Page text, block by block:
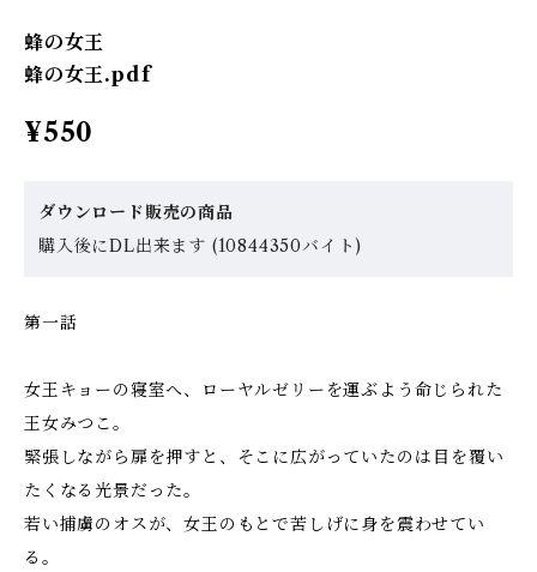
蜂の女王
蜂の女王.pdf
¥550
ダウンロード販売の商品
購入後にDL出来ます (10844350バイト)
第一話
女王キョーの寝室へ、ローヤルゼリーを運ぶよう命じられた
王女みつこ。
緊張しながら扉を押すと、そこに広がっていたのは――目を覆い
たくなる光景だった。
若い捕虜のオスが、女王のもとで苦しげに身を震わせてい
る。